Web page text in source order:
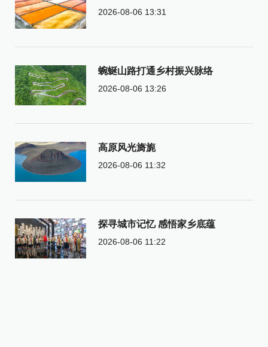
2026-08-06 13:31
蜿蜒山路打通乡村振兴脉络
2026-08-06 13:26
高原风光旖旎
2026-08-06 11:32
探寻城市记忆 感悟家乡底蕴
2026-08-06 11:22